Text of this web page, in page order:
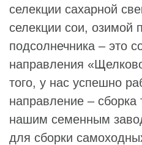
селекции сахарной
селекции сои, озимой
подсолнечника – это
направления
того, у нас успешно
направление – сборка
нашим семенным
для сборки